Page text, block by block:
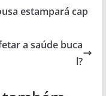
estampará cap
a saúde buca
l?